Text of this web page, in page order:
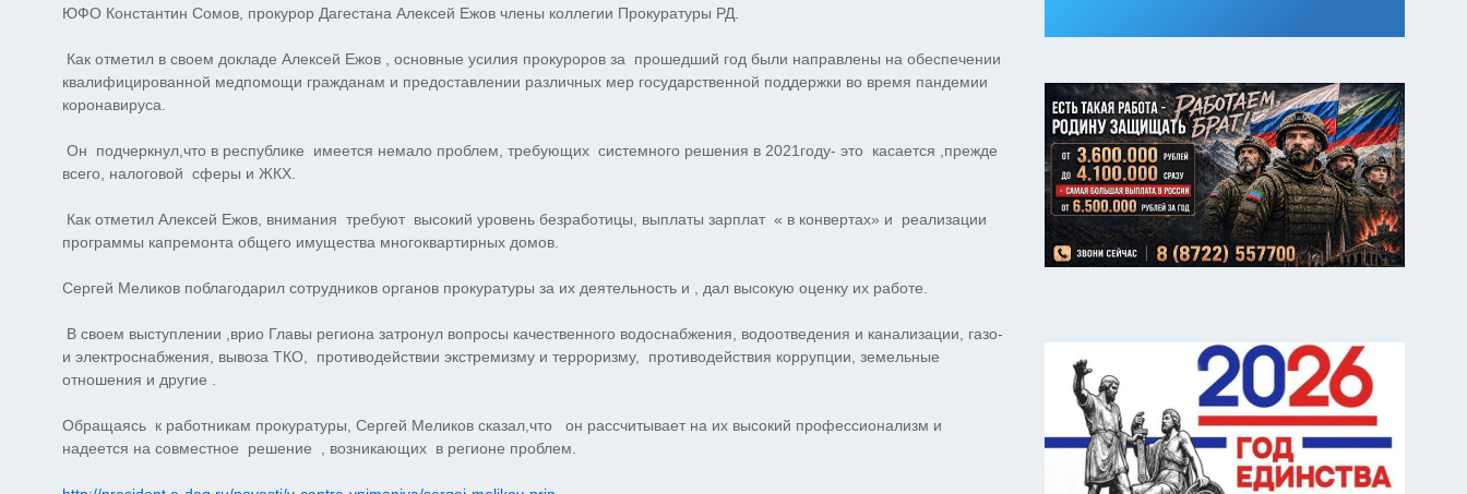
ЮФО Константин Сомов, прокурор Дагестана Алексей Ежов члены коллегии Прокуратуры РД.
Как отметил в своем докладе Алексей Ежов , основные усилия прокуроров за прошедший год были направлены на обеспечении
квалифицированной медпомощи гражданам и предоставлении различных мер государственной поддержки во время пандемии
коронавируса.
Он подчеркнул,что в республике имеется немало проблем, требующих системного решения в 2021году- это касается ,прежде
всего, налоговой сферы и ЖКХ.
Как отметил Алексей Ежов, внимания требуют высокий уровень безработицы, выплаты зарплат « в конвертах» и реализации
программы капремонта общего имущества многоквартирных домов.
Сергей Меликов поблагодарил сотрудников органов прокуратуры за их деятельность и , дал высокую оценку их работе.
В своем выступлении ,врио Главы региона затронул вопросы качественного водоснабжения, водоотведения и канализации, газо-
и электроснабжения, вывоза ТКО, противодействии экстремизму и терроризму, противодействия коррупции, земельные
отношения и другие .
Обращаясь к работникам прокуратуры, Сергей Меликов сказал,что он рассчитывает на их высокий профессионализм и
надеется на совместное решение , возникающих в регионе проблем.